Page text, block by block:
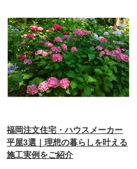
福岡注文住宅・ハウスメーカー
平屋3選｜理想の暮らしを叶える
施工実例をご紹介